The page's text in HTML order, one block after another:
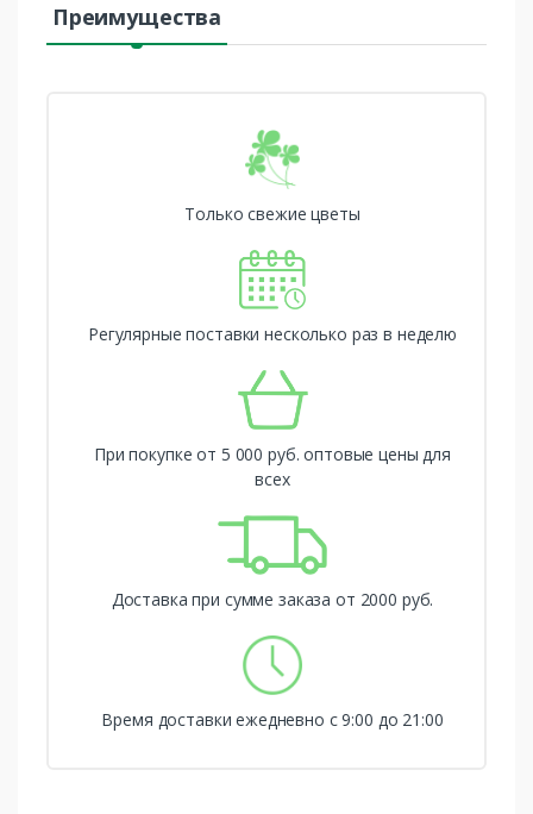
Преимущества
Только свежие цветы
Регулярные поставки несколько раз в неделю
При покупке от 5 000 руб. оптовые цены для
всех
Доставка при сумме заказа от 2000 руб.
Время доставки ежедневно с 9:00 до 21:00